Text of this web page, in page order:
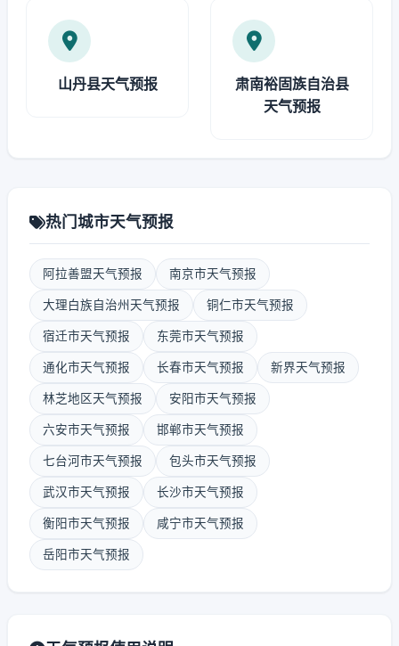
山丹县天气预报
肃南裕固族自治县
天气预报
热门城市天气预报
阿拉善盟天气预报 南京市天气预报
大理白族自治州天气预报 铜仁市天气预报
宿迁市天气预报 东莞市天气预报
通化市天气预报 长春市天气预报 新界天气预报
林芝地区天气预报 安阳市天气预报
六安市天气预报 邯郸市天气预报
七台河市天气预报 包头市天气预报
武汉市天气预报 长沙市天气预报
衡阳市天气预报 咸宁市天气预报
岳阳市天气预报